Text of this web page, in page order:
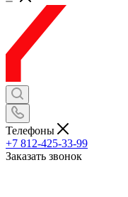
Телефоны
+7 812-425-33-99
Заказать звонок